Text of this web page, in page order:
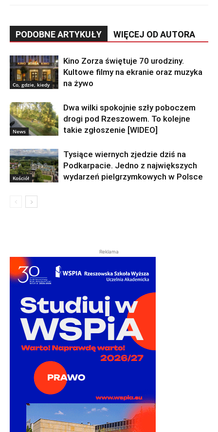
PODOBNE ARTYKUŁY WIĘCEJ OD AUTORA
Co, gdzie, kiedy
Kino Zorza świętuje 70 urodziny.
Kultowe filmy na ekranie oraz muzyka
na żywo
News
Dwa wilki spokojnie szły poboczem
drogi pod Rzeszowem. To kolejne
takie zgłoszenie [WIDEO]
Kościół
Tysiące wiernych zjedzie dziś na
Podkarpacie. Jedno z największych
wydarzeń pielgrzymkowych w Polsce
Reklama